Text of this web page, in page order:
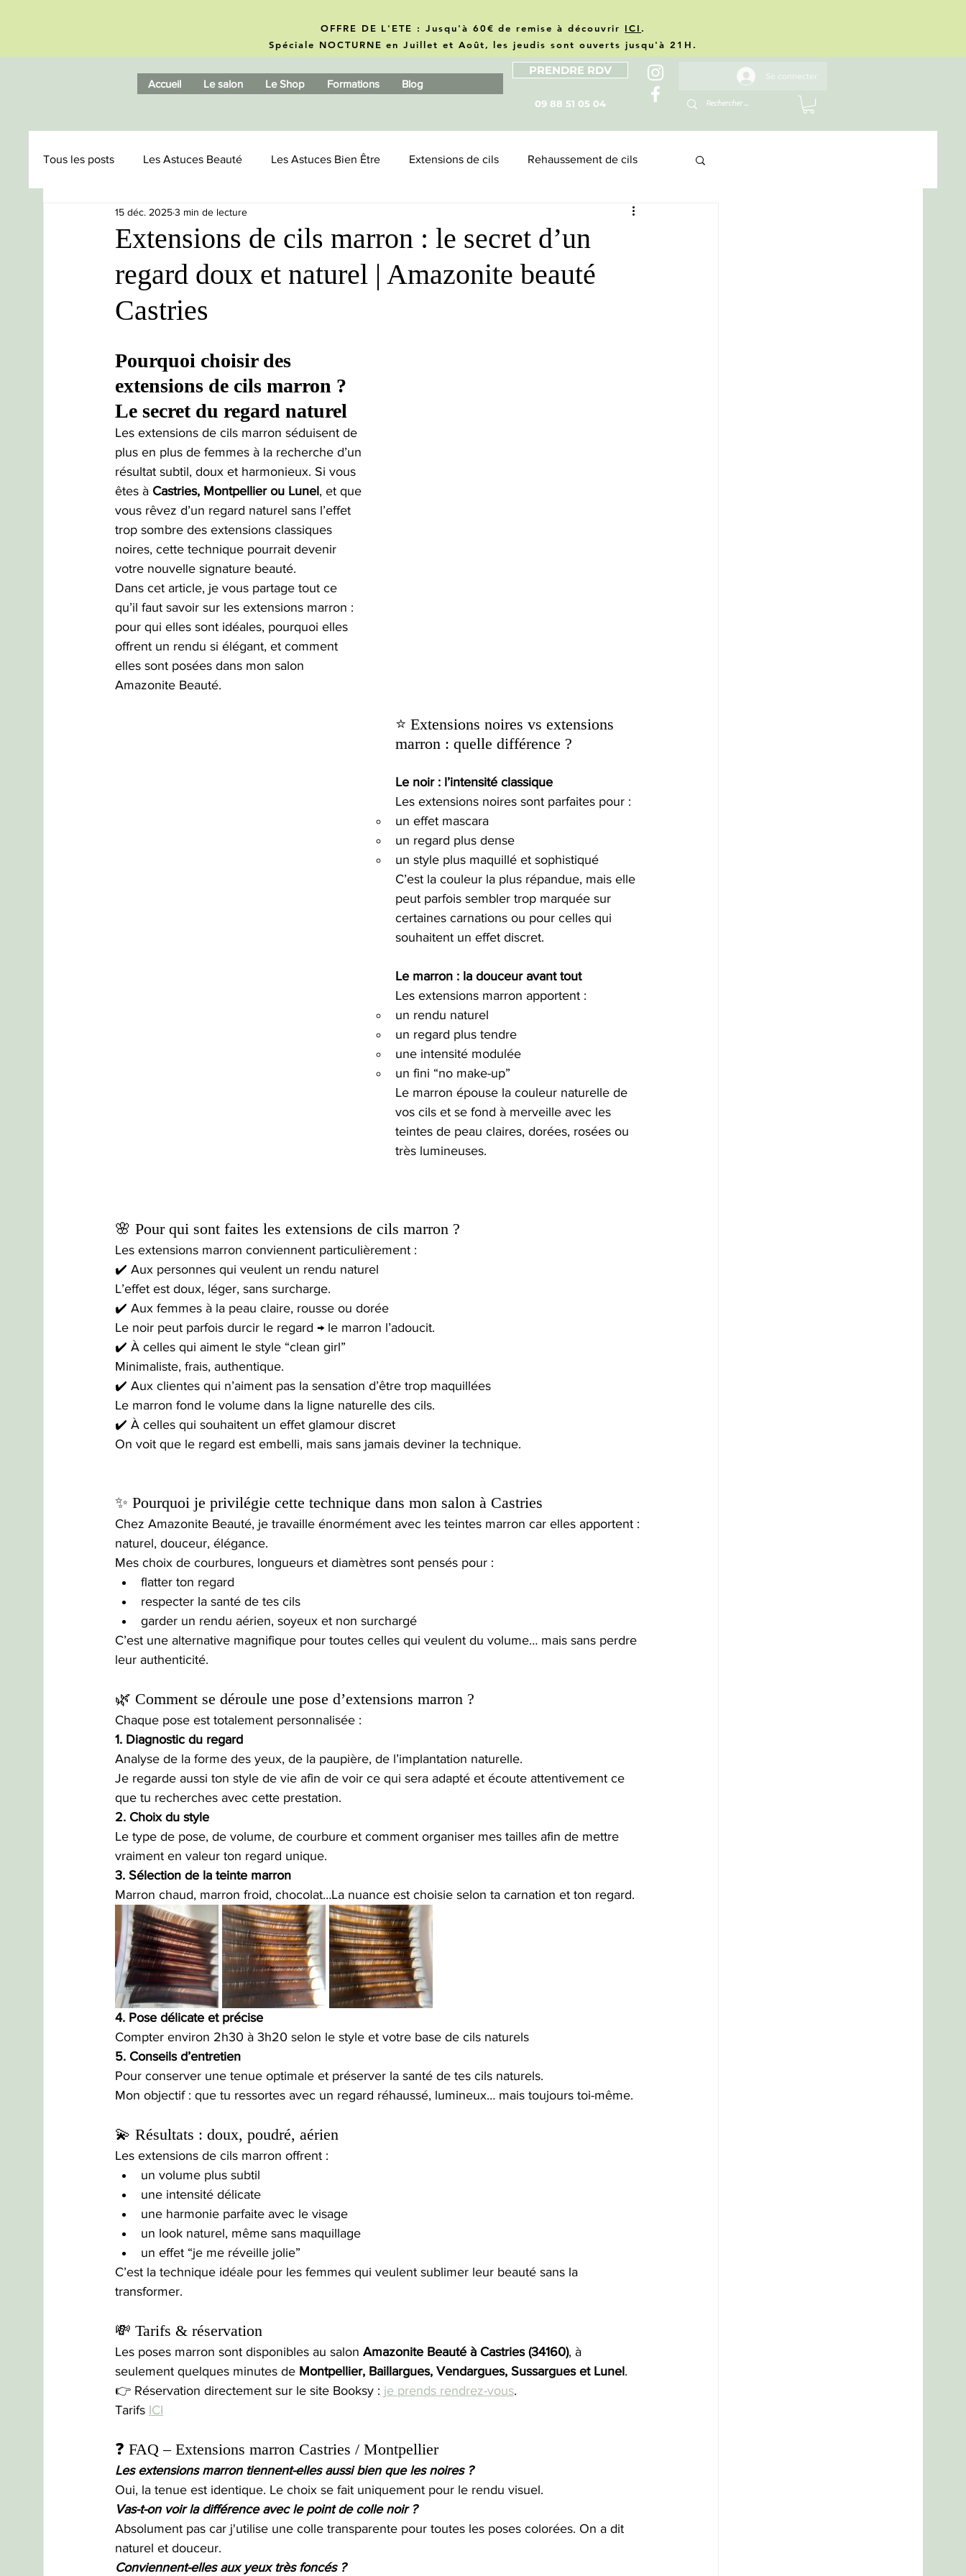
OFFRE DE L'ETE : Jusqu'à 60€ de remise à découvrir ICI .
Spéciale NOCTURNE en Juillet et Août, les jeudis sont ouverts jusqu'à 21H.
Accueil Le salon Le Shop Formations Blog
PRENDRE RDV
09 88 51 05 04
Se connecter
Tous les posts Les Astuces Beauté Les Astuces Bien Être Extensions de cils Rehaussement de cils
Microblading / Phishading
Extensions de cils marron : le secret d’un
regard doux et naturel | Amazonite beauté
Castries
15 déc. 20253 min de lecture
Pourquoi choisir des
extensions de cils marron ?
Le secret du regard naturel
Les extensions de cils marron séduisent de
plus en plus de femmes à la recherche d’un
résultat subtil, doux et harmonieux. Si vous
êtes à Castries, Montpellier ou Lunel, et que
vous rêvez d’un regard naturel sans l’effet
trop sombre des extensions classiques
noires, cette technique pourrait devenir
votre nouvelle signature beauté.
Dans cet article, je vous partage tout ce
qu’il faut savoir sur les extensions marron :
pour qui elles sont idéales, pourquoi elles
offrent un rendu si élégant, et comment
elles sont posées dans mon salon
Amazonite Beauté.
⭐ Extensions noires vs extensions
marron : quelle différence ?
Le noir : l’intensité classique
Les extensions noires sont parfaites pour :
un effet mascara
un regard plus dense
un style plus maquillé et sophistiqué
C’est la couleur la plus répandue, mais elle
peut parfois sembler trop marquée sur
certaines carnations ou pour celles qui
souhaitent un effet discret.
Le marron : la douceur avant tout
Les extensions marron apportent :
un rendu naturel
un regard plus tendre
une intensité modulée
un fini “no make-up”
Le marron épouse la couleur naturelle de
vos cils et se fond à merveille avec les
teintes de peau claires, dorées, rosées ou
très lumineuses.
🌸 Pour qui sont faites les extensions de cils marron ?
Les extensions marron conviennent particulièrement :
✔️ Aux personnes qui veulent un rendu naturel
L’effet est doux, léger, sans surcharge.
✔️ Aux femmes à la peau claire, rousse ou dorée
Le noir peut parfois durcir le regard → le marron l’adoucit.
✔️ À celles qui aiment le style “clean girl”
Minimaliste, frais, authentique.
✔️ Aux clientes qui n’aiment pas la sensation d’être trop maquillées
Le marron fond le volume dans la ligne naturelle des cils.
✔️ À celles qui souhaitent un effet glamour discret
On voit que le regard est embelli, mais sans jamais deviner la technique.
✨ Pourquoi je privilégie cette technique dans mon salon à Castries
Chez Amazonite Beauté, je travaille énormément avec les teintes marron car elles apportent :
naturel, douceur, élégance.
Mes choix de courbures, longueurs et diamètres sont pensés pour :
flatter ton regard
respecter la santé de tes cils
garder un rendu aérien, soyeux et non surchargé
C’est une alternative magnifique pour toutes celles qui veulent du volume… mais sans perdre
leur authenticité.
🌿 Comment se déroule une pose d’extensions marron ?
Chaque pose est totalement personnalisée :
1. Diagnostic du regard
Analyse de la forme des yeux, de la paupière, de l’implantation naturelle.
Je regarde aussi ton style de vie afin de voir ce qui sera adapté et écoute attentivement ce
que tu recherches avec cette prestation.
2. Choix du style
Le type de pose, de volume, de courbure et comment organiser mes tailles afin de mettre
vraiment en valeur ton regard unique.
3. Sélection de la teinte marron
Marron chaud, marron froid, chocolat…La nuance est choisie selon ta carnation et ton regard.
4. Pose délicate et précise
Compter environ 2h30 à 3h20 selon le style et votre base de cils naturels
5. Conseils d’entretien
Pour conserver une tenue optimale et préserver la santé de tes cils naturels.
Mon objectif : que tu ressortes avec un regard réhaussé, lumineux… mais toujours toi-même.
💫 Résultats : doux, poudré, aérien
Les extensions de cils marron offrent :
un volume plus subtil
une intensité délicate
une harmonie parfaite avec le visage
un look naturel, même sans maquillage
un effet “je me réveille jolie”
C’est la technique idéale pour les femmes qui veulent sublimer leur beauté sans la
transformer.
💸 Tarifs & réservation
Les poses marron sont disponibles au salon Amazonite Beauté à Castries (34160), à
seulement quelques minutes de Montpellier, Baillargues, Vendargues, Sussargues et Lunel.
👉 Réservation directement sur le site Booksy : je prends rendrez-vous.
Tarifs ICI
❓ FAQ – Extensions marron Castries / Montpellier
Les extensions marron tiennent-elles aussi bien que les noires ?
Oui, la tenue est identique. Le choix se fait uniquement pour le rendu visuel.
Vas-t-on voir la différence avec le point de colle noir ?
Absolument pas car j'utilise une colle transparente pour toutes les poses colorées. On a dit
naturel et douceur.
Conviennent-elles aux yeux très foncés ?